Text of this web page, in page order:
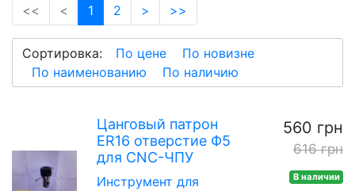
<<
< 1 (current)
2 > >>
Сортировка: По цене
По новизне
По наименованию
По наличию
Цанговый патрон
ER16 отверстие Ф5
для CNC-ЧПУ
Инструмент для
560 грн
616 грн
В наличии